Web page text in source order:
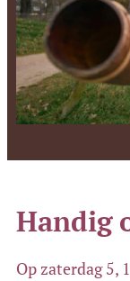
Handig
Op zaterdag 5,